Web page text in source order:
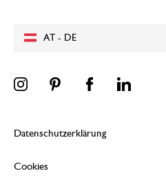
AT - DE
Datenschutzerklärung
Cookies